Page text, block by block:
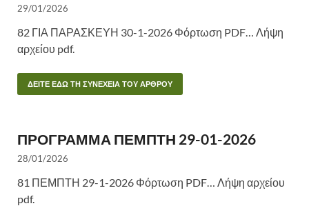
29/01/2026
82 ΓΙΑ ΠΑΡΑΣΚΕΥΗ 30-1-2026 Φόρτωση PDF… Λήψη
αρχείου pdf.
ΔΕΙΤΕ ΕΔΩ ΤΗ ΣΥΝΕΧΕΙΑ ΤΟΥ ΑΡΘΡΟΥ
ΠΡΟΓΡΑΜΜΑ ΠΕΜΠΤΗ 29-01-2026
28/01/2026
81 ΠΕΜΠΤΗ 29-1-2026 Φόρτωση PDF… Λήψη αρχείου
pdf.